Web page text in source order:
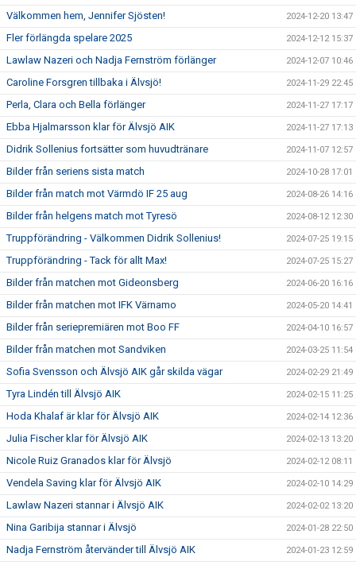
Välkommen hem, Jennifer Sjösten! 2024-12-20 13:47
Fler förlängda spelare 2025 2024-12-12 15:37
Lawlaw Nazeri och Nadja Fernström förlänger 2024-12-07 10:46
Caroline Forsgren tillbaka i Älvsjö! 2024-11-29 22:45
Perla, Clara och Bella förlänger 2024-11-27 17:17
Ebba Hjalmarsson klar för Älvsjö AIK 2024-11-27 17:13
Didrik Sollenius fortsätter som huvudtränare 2024-11-07 12:57
Bilder från seriens sista match 2024-10-28 17:01
Bilder från match mot Värmdö IF 25 aug 2024-08-26 14:16
Bilder från helgens match mot Tyresö 2024-08-12 12:30
Truppförändring - Välkommen Didrik Sollenius! 2024-07-25 19:15
Truppförändring - Tack för allt Max! 2024-07-25 15:27
Bilder från matchen mot Gideonsberg 2024-06-20 16:16
Bilder från matchen mot IFK Värnamo 2024-05-20 14:41
Bilder från seriepremiären mot Boo FF 2024-04-10 16:57
Bilder från matchen mot Sandviken 2024-03-25 11:54
Sofia Svensson och Älvsjö AIK går skilda vägar 2024-02-29 21:49
Tyra Lindén till Älvsjö AIK 2024-02-15 11:25
Hoda Khalaf är klar för Älvsjö AIK 2024-02-14 12:36
Julia Fischer klar för Älvsjö AIK 2024-02-13 13:20
Nicole Ruiz Granados klar för Älvsjö 2024-02-12 08:11
Vendela Saving klar för Älvsjö AIK 2024-02-10 14:29
Lawlaw Nazeri stannar i Älvsjö AIK 2024-02-02 13:20
Nina Garibija stannar i Älvsjö 2024-01-28 22:50
Nadja Fernström återvänder till Älvsjö AIK 2024-01-23 12:59